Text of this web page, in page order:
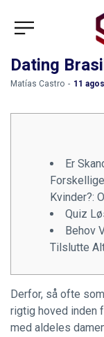
Dating
by
Matías Castro 11
Er
Kvinder?:
Quiz
Behov
Tilslutte
Derfor, så ofte
rigtig hoved inden
med aldeles